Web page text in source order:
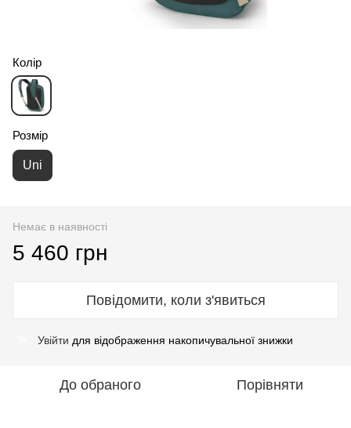
Колір
Розмір
Uni
Немає в наявності
5 460 грн
Повідомити, коли з'явиться
Увійти для відображення накопичувальної знижки
До обраного Порівняти